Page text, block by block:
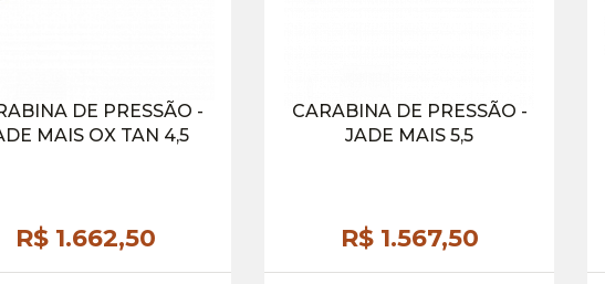
DE PRESSÃO -
MAIS OX TAN 4,5
R$ 1.662,50
CARABINA DE PRESSÃO -
JADE MAIS 5,5
R$ 1.567,50